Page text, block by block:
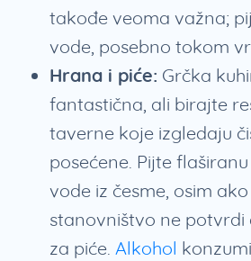
takođe veoma važna;
vode, posebno tokom
Hrana i piće: Grčka
fantastična, ali birajte
taverne koje izgledaju
posećene. Pijte
vode iz česme, osim
stanovništvo ne potvrdi
za piće. Alkohol